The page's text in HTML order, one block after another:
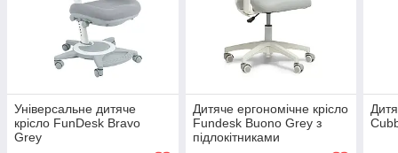
Універсальне дитяче
крісло FunDesk Bravo
Grey
Дитяче ергономічне крісло
Fundesk Buono Grey з
підлокітниками